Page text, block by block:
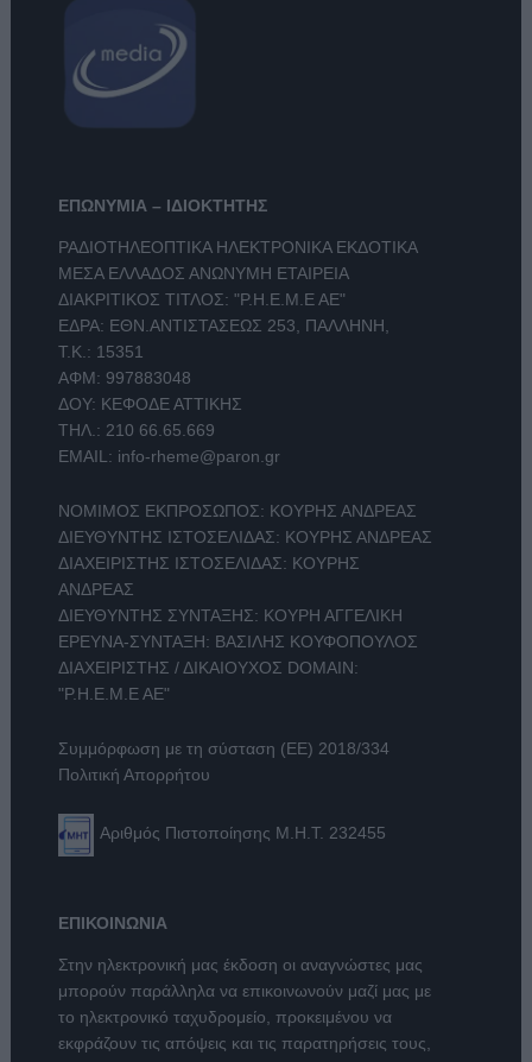
ΕΠΩΝΥΜΙΑ – ΙΔΙΟΚΤΗΤΗΣ
ΡΑΔΙΟΤΗΛΕΟΠΤΙΚΑ ΗΛΕΚΤΡΟΝΙΚΑ ΕΚΔΟΤΙΚΑ
ΜΕΣΑ ΕΛΛΑΔΟΣ ΑΝΩΝΥΜΗ ΕΤΑΙΡΕΙΑ
ΔΙΑΚΡΙΤΙΚΟΣ ΤΙΤΛΟΣ: "Ρ.Η.Ε.Μ.Ε ΑΕ"
ΕΔΡΑ: ΕΘΝ.ΑΝΤΙΣΤΑΣΕΩΣ 253, ΠΑΛΛΗΝΗ,
Τ.Κ.: 15351
ΑΦΜ: 997883048
ΔΟΥ: ΚΕΦΟΔΕ ΑΤΤΙΚΗΣ
ΤΗΛ.: 210 66.65.669
EMAIL: info-rheme@paron.gr
ΝΟΜΙΜΟΣ ΕΚΠΡΟΣΩΠΟΣ: ΚΟΥΡΗΣ ΑΝΔΡΕΑΣ
ΔΙΕΥΘΥΝΤΗΣ ΙΣΤΟΣΕΛΙΔΑΣ: ΚΟΥΡΗΣ ΑΝΔΡΕΑΣ
ΔΙΑΧΕΙΡΙΣΤΗΣ ΙΣΤΟΣΕΛΙΔΑΣ: ΚΟΥΡΗΣ
ΑΝΔΡΕΑΣ
ΔΙΕΥΘΥΝΤΗΣ ΣΥΝΤΑΞΗΣ: ΚΟΥΡΗ ΑΓΓΕΛΙΚΗ
ΕΡΕΥΝΑ-ΣΥΝΤΑΞΗ: ΒΑΣΙΛΗΣ ΚΟΥΦΟΠΟΥΛΟΣ
ΔΙΑΧΕΙΡΙΣΤΗΣ / ΔΙΚΑΙΟΥΧΟΣ DOMAIN:
"Ρ.Η.Ε.Μ.Ε ΑΕ"
Συμμόρφωση με τη σύσταση (ΕΕ) 2018/334
Πολιτική Απορρήτου
Αριθμός Πιστοποίησης Μ.Η.Τ. 232455
ΕΠΙΚΟΙΝΩΝΙΑ
Στην ηλεκτρονική μας έκδοση οι αναγνώστες μας
μπορούν παράλληλα να επικοινωνούν μαζί μας με
το ηλεκτρονικό ταχυδρομείο, προκειμένου να
εκφράζουν τις απόψεις και τις παρατηρήσεις τους,